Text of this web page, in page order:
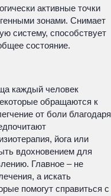
активные точки
зонами. Снимает
систему, способствует
состояние.
каждый человек
обращаются к
от боли благодаря
йога или
вдохновением для
Главное – не
а искать
помогут справиться с